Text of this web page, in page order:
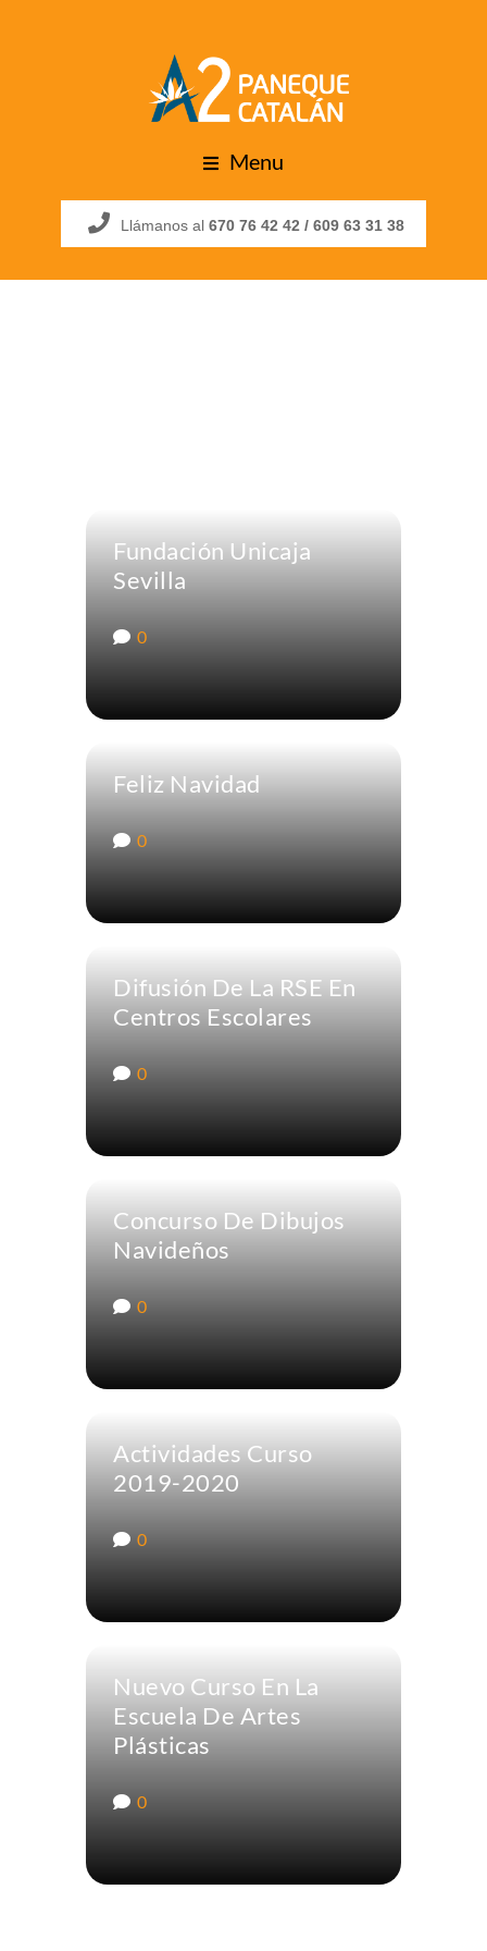
Menu
Llámanos al 670 76 42 42 / 609 63 31 38
Fundación Unicaja
Sevilla
0
Feliz Navidad
0
Difusión De La RSE En
Centros Escolares
0
Concurso De Dibujos
Navideños
0
Actividades Curso
2019-2020
0
Nuevo Curso En La
Escuela De Artes
Plásticas
0